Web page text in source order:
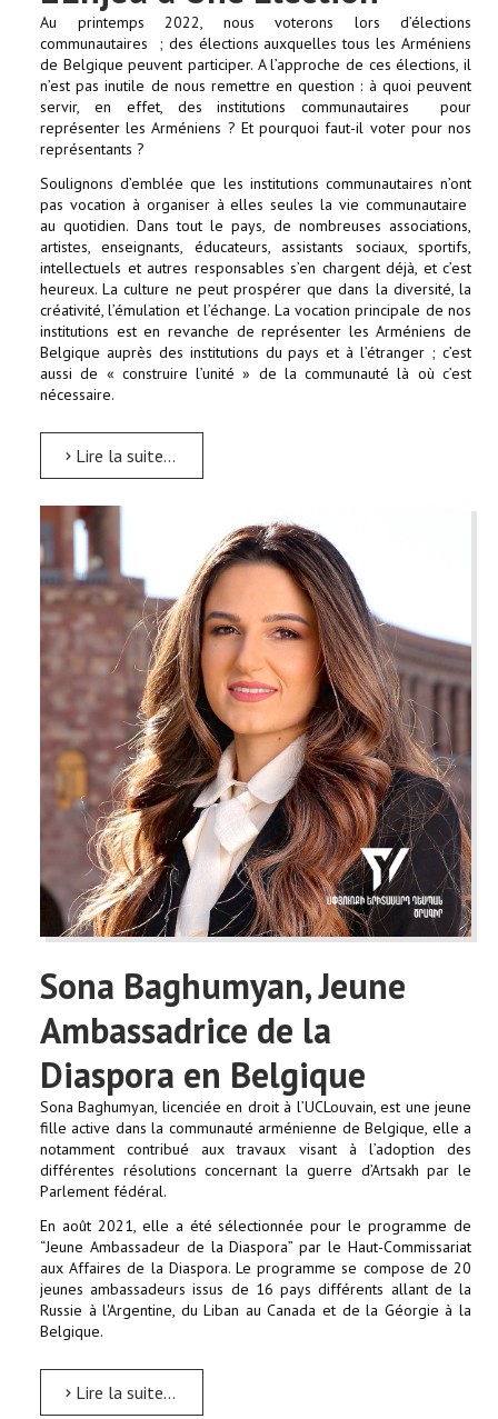
Au printemps 2022, nous voterons lors d’élections
communautaires ; des élections auxquelles tous les Arméniens
de Belgique peuvent participer. A l’approche de ces élections, il
n’est pas inutile de nous remettre en question : à quoi peuvent
servir, en effet, des institutions communautaires pour
représenter les Arméniens ? Et pourquoi faut-il voter pour nos
représentants ?
Soulignons d’emblée que les institutions communautaires n’ont
pas vocation à organiser à elles seules la vie communautaire
au quotidien. Dans tout le pays, de nombreuses associations,
artistes, enseignants, éducateurs, assistants sociaux, sportifs,
intellectuels et autres responsables s’en chargent déjà, et c’est
heureux. La culture ne peut prospérer que dans la diversité, la
créativité, l’émulation et l’échange. La vocation principale de nos
institutions est en revanche de représenter les Arméniens de
Belgique auprès des institutions du pays et à l’étranger ; c’est
aussi de « construire l’unité » de la communauté là où c’est
nécessaire.
Lire la suite...
Sona Baghumyan, Jeune
Ambassadrice de la
Diaspora en Belgique
Sona Baghumyan, licenciée en droit à l’UCLouvain, est une jeune
fille active dans la communauté arménienne de Belgique, elle a
notamment contribué aux travaux visant à l’adoption des
différentes résolutions concernant la guerre d’Artsakh par le
Parlement fédéral.
En août 2021, elle a été sélectionnée pour le programme de
“Jeune Ambassadeur de la Diaspora” par le Haut-Commissariat
aux Affaires de la Diaspora. Le programme se compose de 20
jeunes ambassadeurs issus de 16 pays différents allant de la
Russie à l'Argentine, du Liban au Canada et de la Géorgie à la
Belgique.
Lire la suite...